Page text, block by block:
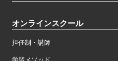
オンラインスクール
担任制・講師